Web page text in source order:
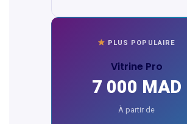
PLUS POPULAIRE
Vitrine Pro
7 000 MAD
À partir de